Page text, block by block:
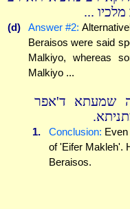
...
(d) Answer #2:
Beraisos were said
Malkiyo, whereas
Malkiyo ...
שמעתא ד'אפר
1. Conclusion:
of 'Eifer Makleh'.
Beraisos.